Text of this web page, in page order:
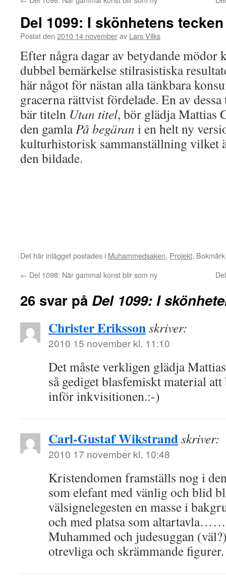
Del 1099: I skönhetens tecken
Postat den 2010 14 novemberav Lars Vilks
Efter några dagar av betydande mödor
dubbel bemärkelse stilrasistiska
här något för nästan alla tänkbara
gracerna rättvist fördelade. En av
bär titeln Utan titel, bör glädja Mattias
den gamlaPå begäran i en helt ny
kulturhistorisk sammanställning vilket
den bildade.
Det här inlägget postades i Muhammedsaken, Projekt.
← Del 1098: När gammal konst blir som ny
26 svar på Del 1099: I
Christer Erikssonskriver:
2010 15 november kl. 11:10
Det måste verkligen glädja
så gediget blasfemiskt material
inför inkvisitionen.:-)
Carl-Gustaf Wikstrandskriver:
2010 17 november kl. 10:48
Kristendomen framställs nog i
som elefant med vänlig och blid
välsignelegesten en masse i
och med platsa som altartavla……
Muhammed och judesuggan
otrevliga och skrämmande figurer.